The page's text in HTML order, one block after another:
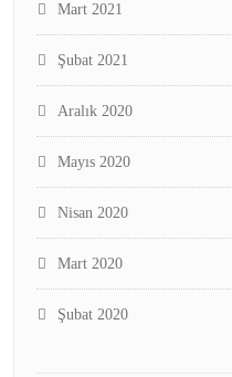
Mart 2021
Şubat 2021
Aralık 2020
Mayıs 2020
Nisan 2020
Mart 2020
Şubat 2020